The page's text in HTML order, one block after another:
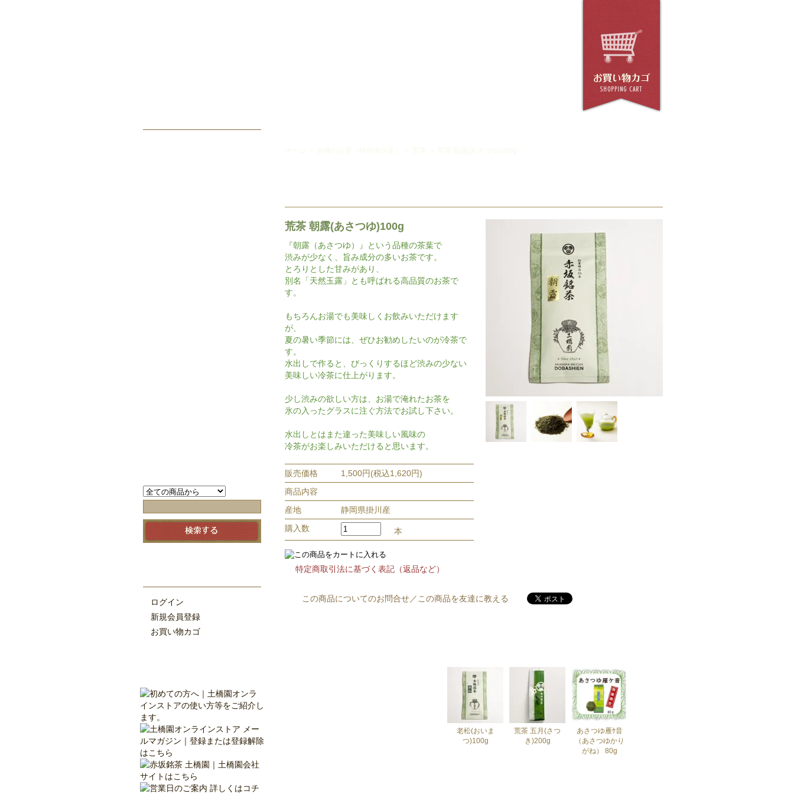
ログイン
新規会員登録
お買い物カゴ
荒茶 朝露(あさつゆ)100g
『朝露（あさつゆ）』という品種の茶葉で
渋みが少なく、旨み成分の多いお茶です。
とろりとした甘みがあり、
別名「天然玉露」とも呼ばれる高品質のお茶で
す。
もちろんお湯でも美味しくお飲みいただけます
が、
夏の暑い季節には、ぜひお勧めしたいのが冷茶で
す。
水出しで作ると、びっくりするほど渋みの少ない
美味しい冷茶に仕上がります。
少し渋みの欲しい方は、お湯で淹れたお茶を
氷の入ったグラスに注ぐ方法でお試し下さい。
水出しとはまた違った美味しい風味の
冷茶がお楽しみいただけると思います。
販売価格
1,500円(税込1,620円)
商品内容
産地
静岡県掛川産
購入数
本
特定商取引法に基づく表記（返品など）
この商品についてのお問合せ／ この商品を友達に教える
老松(おいま
つ)100g
荒茶 五月(さつ
き)200g
あさつゆ雁ｹ音
（あさつゆかり
がね） 80g